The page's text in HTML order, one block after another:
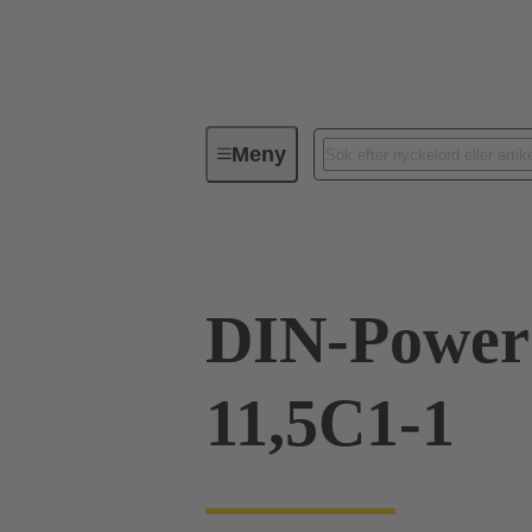
MenyFörbindningsteknik
DIN-
11,5C1-1